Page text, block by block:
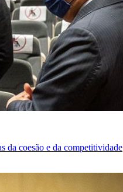
da coesão e da competitividade